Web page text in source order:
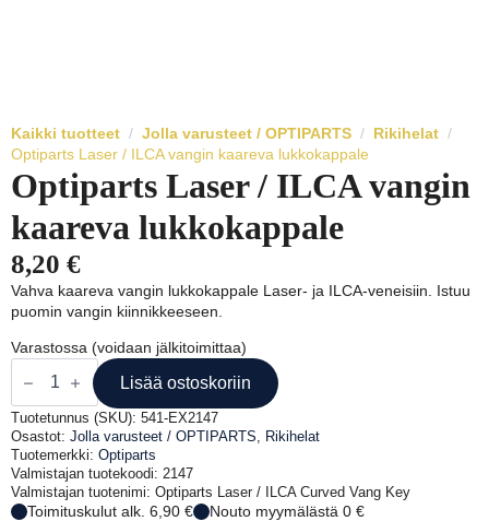
Kaikki tuotteet Jolla varusteet / OPTIPARTS
Rikihelat
Optiparts Laser / ILCA vangin kaareva lukkokappale
Optiparts Laser / ILCA vangin
kaareva lukkokappale
8,20 €
Vahva kaareva vangin lukkokappale Laser- ja ILCA-veneisiin. Istuu
puomin vangin kiinnikkeeseen.
Varastossa (voidaan jälkitoimittaa)
Optiparts
Laser
/
ILCA
vangin
kaareva
lukkokappale
määrä
Lisää ostoskoriin
Tuotetunnus (SKU): 541-EX2147
Osastot: Jolla varusteet / OPTIPARTS
Rikihelat
Tuotemerkki: Optiparts
Valmistajan tuotekoodi: 2147
Valmistajan tuotenimi: Optiparts Laser / ILCA Curved Vang Key
Toimituskulut alk. 6,90 €
Nouto myymälästä 0 €